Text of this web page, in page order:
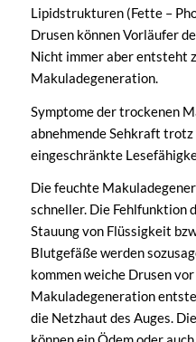
Lipidstrukturen (Fette –
Drusen können Vorläufer
Nicht immer aber entsteht
Makuladegeneration.
Symptome der trockenen
abnehmende Sehkraft
eingeschränkte
Die feuchte
schneller. Die Fehlfunktion
Stauung von Flüssigkeit
Blutgefäße werden
kommen weiche Drusen
Makuladegeneration
die Netzhaut des Auges.